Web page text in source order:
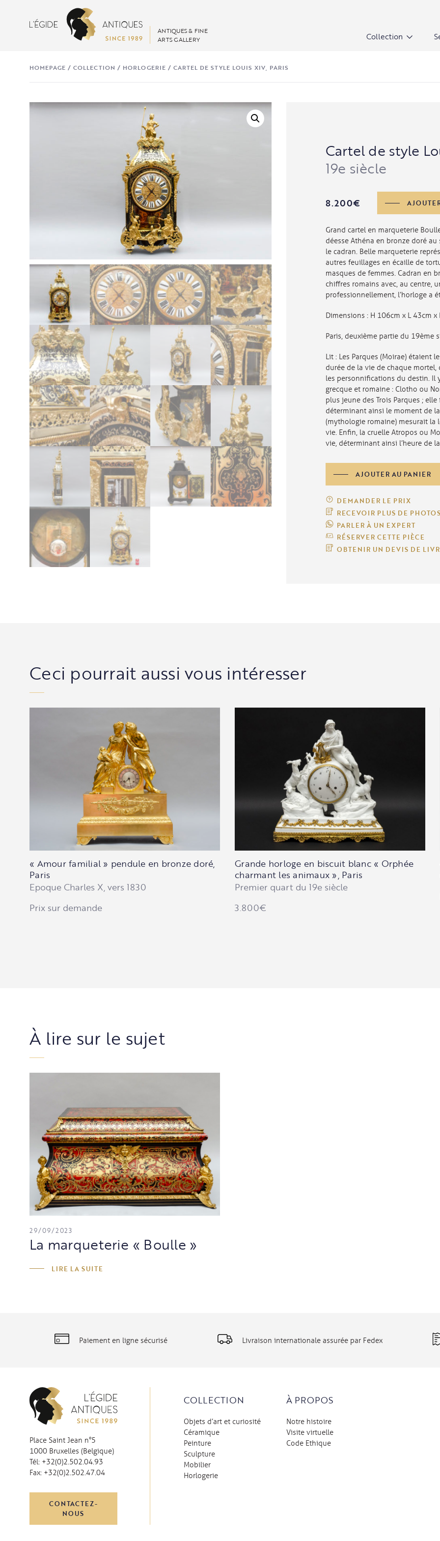
ANTIQUES & FINE
ARTS GALLERY
Collection
HOMEPAGE /COLLECTION / HORLOGERIE /CARTEL DE STYLE LOUIS XIV, PARIS
Cartel de style
19e siècle
8.200€
Cartel
style
Louis
XIV,
Grand cartel en marqueterie
déesse Athéna en bronze doré
le cadran. Belle marqueterie
autres feuillages en écaille de
masques de femmes. Cadran en
chiffres romains avec, au centre,
professionnellement, l’horloge a
Dimensions : H 106cm x L 43cm x
Paris, deuxième partie du 19ème
Lit : Les Parques (Moirae) étaient
durée de la vie de chaque mortel,
les personnifications du destin. Il
grecque et romaine : Clotho ou
plus jeune des Trois Parques ;
déterminant ainsi le moment de
(mythologie romaine) mesurait
vie. Enfin, la cruelle Atropos ou
vie, déterminant ainsi l’heure de
Cartel
de
style
Louis
XIV,
Paris
AJOUTER AU PANIER
DEMANDER LE PRIX
RECEVOIR PLUS DE PHOTOS
PARLER À UN EXPERT
RÉSERVER CETTE PIÈCE
OBTENIR UN DEVIS DE
Ceci pourrait aussi vous intéresser
« Amour familial » pendule en bronze doré,
Paris
Epoque Charles X, vers 1830
Prix sur demande
Grande horloge en biscuit blanc « Orphée
charmant les animaux », Paris
Premier quart du 19e siècle
3.800€
À lire sur le sujet
29/09/2023
La marqueterie « Boulle »
LIRE LA SUITE
Paiement en ligne sécurisé Livraison internationale assurée par Fedex
Place Saint Jean n°5
1000 Bruxelles (Belgique)
Tél: +32(0)2.502.04.93
Fax: +32(0)2.502.47.04
CONTACTEZ-
NOUS
COLLECTION
Objets d’art et curiosité
Céramique
Peinture
Sculpture
Mobilier
Horlogerie
À PROPOS
Notre histoire
Visite virtuelle
Code Ethique